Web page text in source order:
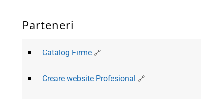
Parteneri
Catalog Firme
Creare website Profesional